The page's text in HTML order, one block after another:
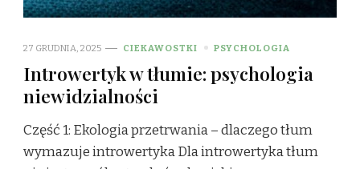
27 GRUDNIA, 2025 CIEKAWOSTKI PSYCHOLOGIA
Introwertyk w tłumie: psychologia
niewidzialności
Część 1: Ekologia przetrwania – dlaczego tłum
wymazuje introwertyka Dla introwertyka tłum